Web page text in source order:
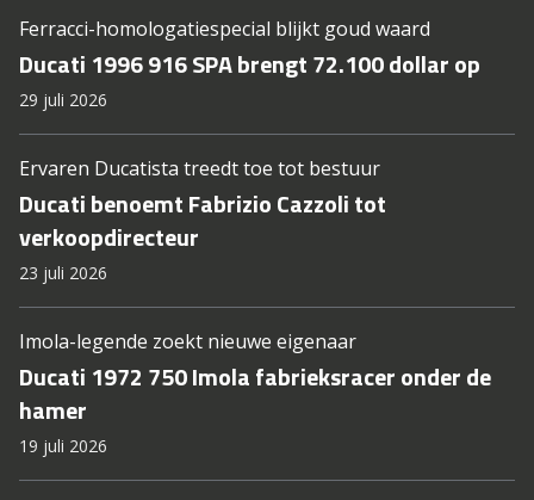
Ferracci-homologatiespecial blijkt goud waard
Ducati 1996 916 SPA brengt 72.100 dollar op
29 juli 2026
Ervaren Ducatista treedt toe tot bestuur
Ducati benoemt Fabrizio Cazzoli tot
verkoopdirecteur
23 juli 2026
Imola-legende zoekt nieuwe eigenaar
Ducati 1972 750 Imola fabrieksracer onder de
hamer
19 juli 2026